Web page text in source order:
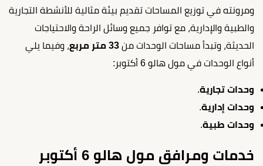
ومرونته في توزيع المساحات تقديم بيئة مثالية للأنشطة التجارية
والطبية والإدارية، مع توافر جميع وسائل الراحة والاحتياجات
الحديثة، وتبدأ مساحات الوحدات من 33 متر مربع
، وفيما يلي
أنواع الوحدات في مول هالو 6 أكتوبر:
وحدات تجارية.
وحدات إدارية.
وحدات طبية.
خدمات ومرافق مول هالو 6 أكتوبر